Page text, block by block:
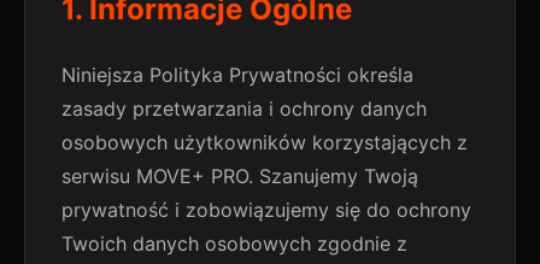
1. Informacje Ogólne
Niniejsza Polityka Prywatności określa
zasady przetwarzania i ochrony danych
osobowych użytkowników korzystających z
serwisu MOVE+ PRO. Szanujemy Twoją
prywatność i zobowiązujemy się do ochrony
Twoich danych osobowych zgodnie z